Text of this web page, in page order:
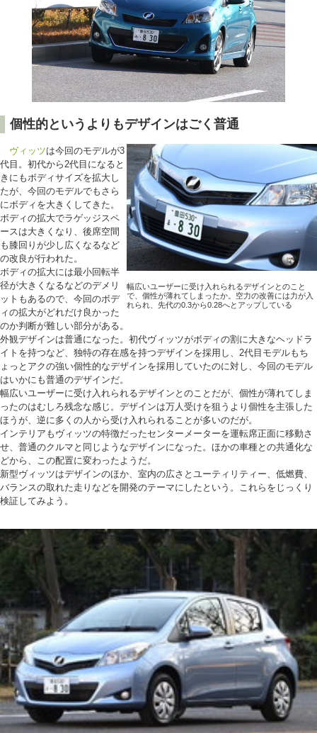
個性的というよりもデザインはごく普通
幅広いユーザーに受け入れられるデザインとのこと
で、個性が薄れてしまったか。空力の改善には力が入
れられ、先代の0.3から0.28へとアップしている
ヴィッツは今回のモデルが3
代目。初代から2代目になると
きにもボディサイズを拡大し
たが、今回のモデルでもさら
にボディを大きくしてきた。
ボディの拡大でラゲッジスペ
ースは大きくなり、後席空間
も膝回りが少し広くなるなど
の改良が行われた。
ボディの拡大には最小回転半
径が大きくなるなどのデメリ
ットもあるので、今回のボデ
ィの拡大がどれだけ良かった
のか判断が難しい部分がある。
外観デザインは普通になった。初代ヴィッツがボディの割に大きなヘッドラ
イトを持つなど、独特の存在感を持つデザインを採用し、2代目モデルもち
ょっとアクの強い個性的なデザインを採用していたのに対し、今回のモデル
はいかにも普通のデザインだ。
幅広いユーザーに受け入れられるデザインとのことだが、個性が薄れてしま
ったのはむしろ残念な感じ。デザインは万人受けを狙うより個性を主張した
ほうが、逆に多くの人から受け入れられることが多いのだが。
インテリアもヴィッツの特徴だったセンターメーターを運転席正面に移動さ
せ、普通のクルマと同じようなデザインになった。ほかの車種との共通化な
どから、この配置に変わったようだ。
新型ヴィッツはデザインのほか、室内の広さとユーティリティー、低燃費、
バランスの取れた走りなどを開発のテーマにしたという。これらをじっくり
検証してみよう。